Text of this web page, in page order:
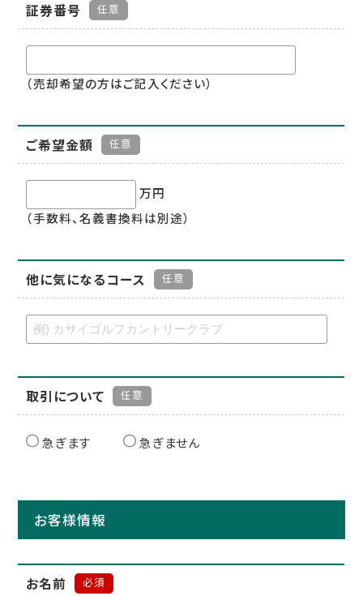
証券番号 任意
（売却希望の方はご記入ください）
ご希望金額 任意
万円
（手数料、名義書換料は別途）
他に気になるコース 任意
取引について 任意
急ぎます 急ぎません
お客様情報
お名前 必須